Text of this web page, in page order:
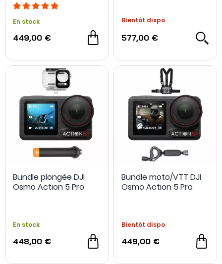
OCCASION
En stock
449,00 €
Bientôt dispo
577,00 €
Bundle plongée DJI
Osmo Action 5 Pro
En stock
448,00 €
Bundle moto/VTT DJI
Osmo Action 5 Pro
Bientôt dispo
449,00 €